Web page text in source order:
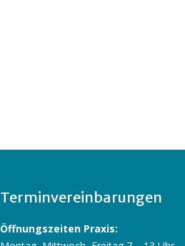
Terminvereinbarungen
Öffnungszeiten Praxis: